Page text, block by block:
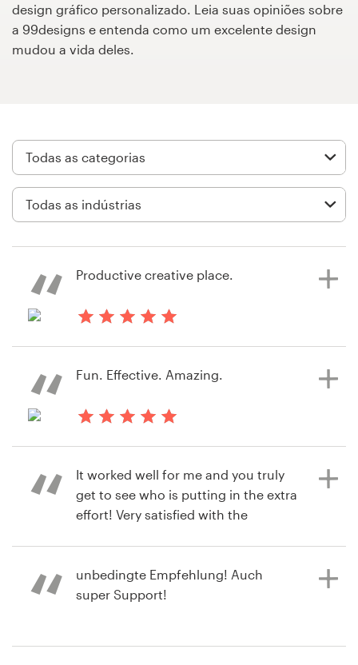
design gráfico personalizado. Leia suas opiniões sobre
a 99designs e entenda como um excelente design
mudou a vida deles.
Productive creative place.
Visualizar seu concurso de capa de
livro ou revista
Fun. Effective. Amazing.
há 3 meses
It worked well for me and you truly
get to see who is putting in the extra
effort! Very satisfied with the
unbedingte Empfehlung! Auch
super Support!
99designs Pro
Design de logotipos
Cartão de visita
Design de site
Manual de identidade da marca
Pesquisar todas as categorias
+1 877 834 4534
Central de Ajuda
Torne-se um designer